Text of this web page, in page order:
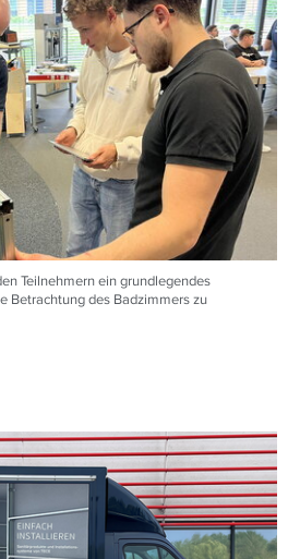
Teilnehmern ein grundlegendes
Betrachtung des Badzimmers zu